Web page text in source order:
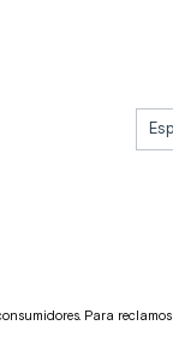
Para reclamos